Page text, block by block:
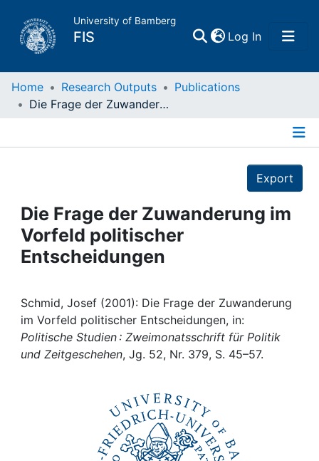
University of Bamberg
FIS Log In(current)
Home
Projects
People
Awards
My FIS
Home Research Outputs
Publications
Die Frage der Zuwanderung im Vorfeld politischer Entscheidungen
Export
Die Frage der Zuwanderung im
Vorfeld politischer
Entscheidungen
Schmid, Josef (2001): Die Frage der Zuwanderung
im Vorfeld politischer Entscheidungen, in:
Politische Studien : Zweimonatsschrift für Politik
und Zeitgeschehen, Jg. 52, Nr. 379, S. 45–57.